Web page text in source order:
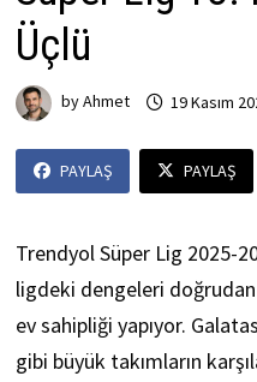
Üçlü
byAhmet 19 Kasım
PAYLAŞ PAYLAŞ
Trendyol Süper Lig 2025-
ligdeki dengeleri
ev sahipliği yapıyor.
gibi büyük takımların